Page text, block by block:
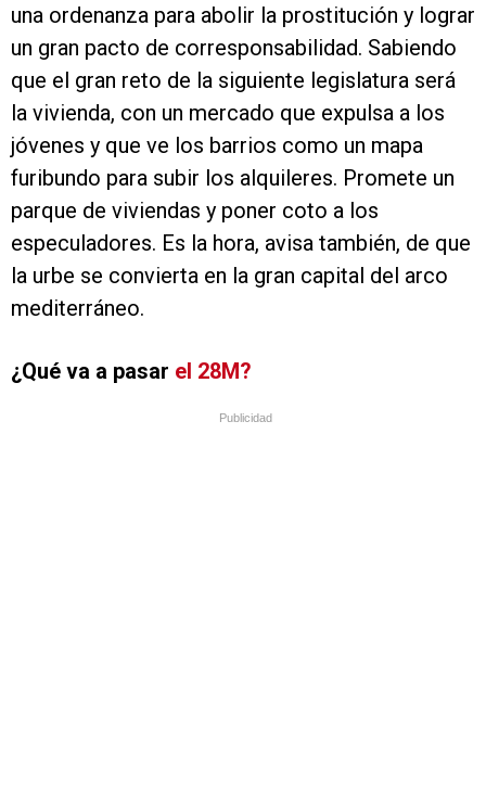
una ordenanza para abolir la prostitución y lograr
un gran pacto de corresponsabilidad. Sabiendo
que el gran reto de la siguiente legislatura será
la vivienda, con un mercado que expulsa a los
jóvenes y que ve los barrios como un mapa
furibundo para subir los alquileres. Promete un
parque de viviendas y poner coto a los
especuladores. Es la hora, avisa también, de que
la urbe se convierta en la gran capital del arco
mediterráneo.
¿Qué va a pasar el 28M?
Publicidad